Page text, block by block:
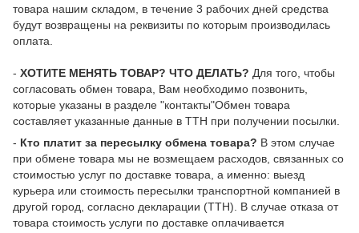
товара нашим складом, в течение 3 рабочих дней средства
будут возвращены на реквизиты по которым производилась
оплата.
- ХОТИТЕ МЕНЯТЬ ТОВАР? ЧТО ДЕЛАТЬ? Для того, чтобы
согласовать обмен товара, Вам необходимо позвонить,
которые указаны в разделе "контакты"Обмен товара
составляет указанные данные в ТТН при получении посылки.
- Кто платит за пересылку обмена товара? В этом случае
при обмене товара мы не возмещаем расходов, связанных со
стоимостью услуг по доставке товара, а именно: выезд
курьера или стоимость пересылки транспортной компанией в
другой город, согласно декларации (ТТН). В случае отказа от
товара стоимость услуги по доставке оплачивается